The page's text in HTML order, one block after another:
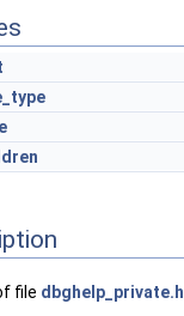
file dbghelp_private.h